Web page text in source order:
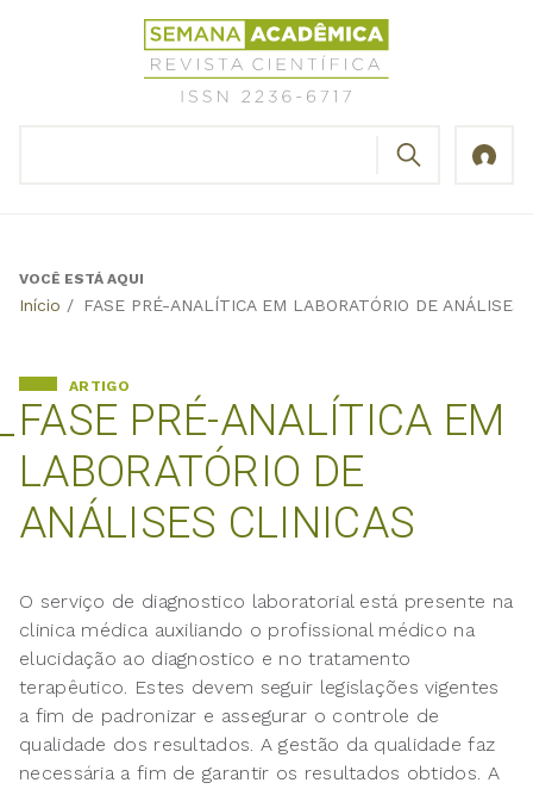
Revista
Científica
Semana
Back
VOCÊ ESTÁ AQUI
Início / FASE PRÉ-ANALÍTICA EM LABORATÓRIO DE ANÁLISES
FASE PRÉ-ANALÍTICA EM
LABORATÓRIO DE
ANÁLISES CLINICAS
ARTIGO
O serviço de diagnostico laboratorial está presente na
clinica médica auxiliando o profissional médico na
elucidação ao diagnostico e no tratamento
terapêutico. Estes devem seguir legislações vigentes
a fim de padronizar e assegurar o controle de
qualidade dos resultados. A gestão da qualidade faz
necessária a fim de garantir os resultados obtidos. A